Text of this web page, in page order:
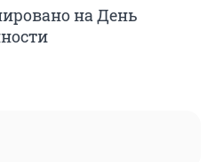
на День